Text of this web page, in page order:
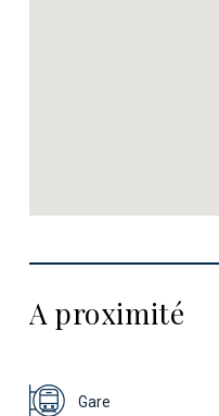
A proximité
Gare